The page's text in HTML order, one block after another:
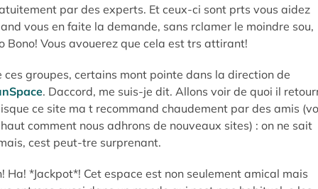
par des experts. Et ceux-ci sont prts vous aidez
vous en faite la demande, sans rclamer le moindre sou,
Bono! Vous avouerez que cela est trs attirant!
ces groupes, certains mont pointe dans la direction de
. Daccord, me suis-je dit. Allons voir de quoi il
ce site ma t recommand chaudement par des amis
comment nous adhrons de nouveaux sites) : on ne sait
cest peut-tre surprenant.
Ha! *Jackpot*! Cet espace est non seulement amical mais